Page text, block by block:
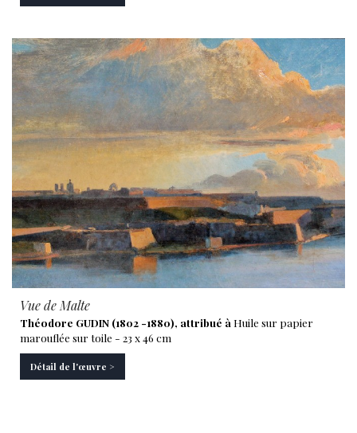
Vue de Malte
Théodore GUDIN (1802 -1880), attribué à Huile sur papier
marouflée sur toile - 23 x 46 cm
Détail de l'œuvre >